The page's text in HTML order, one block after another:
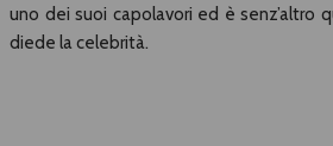
uno dei suoi capolavori ed è senz’altro
diede la celebrità.